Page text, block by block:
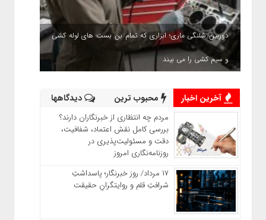
دوربین شلنگی ماری؛ ابزاری که تمام بن بست های لوله کشی
و سیم کشی را می بیند
آخرین اخبار محبوب ترین دیدگاهها
مردم چه انتظاری از خبرنگاران دارند؟
بررسی کامل نقش اعتماد، شفافیت،
دقت و مسئولیت‌پذیری در
روزنامه‌نگاری امروز
۱۷ مرداد/ روز خبرنگار؛ پاسداشتِ
شرافتِ قلم و روایتگرانِ حقیقت